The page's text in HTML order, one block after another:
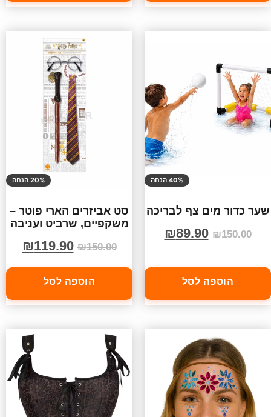
40% הנחה
שער כדור מים צף לבריכה
₪150.00
₪89.90
הוספה לסל
20% הנחה
סט אביזרים הארי פוטר –
משקפיים, שרביט ועניבה
₪150.00
₪119.90
הוספה לסל